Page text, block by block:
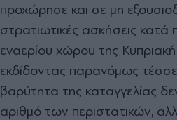
προχώρησε και σε μη
στρατιωτικές ασκήσεις
εναερίου χώρου της
εκδίδοντας παρανόμως
βαρύτητα της καταγγελίας
αριθμό των περιστατικών,